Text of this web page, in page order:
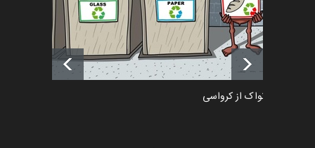
آغاز دوره‌های تخصصی فصل
تابستان 1405 خانه کاریکات…
اخبار حدود یک ماه قبل
دمیر نواک از کرواسی